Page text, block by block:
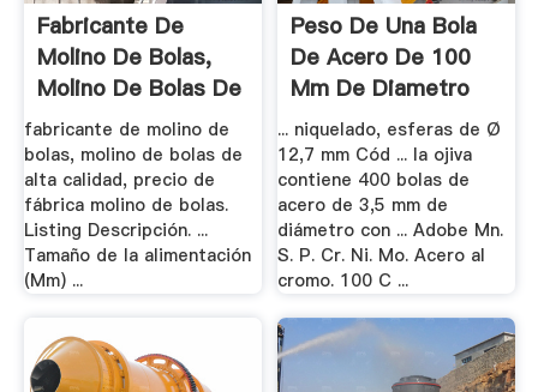
Fabricante De
Molino De Bolas,
Molino De Bolas De
.
fabricante de molino de
bolas, molino de bolas de
alta calidad, precio de
fábrica molino de bolas.
Listing Descripción. ...
Tamaño de la alimentación
(Mm) ...
Peso De Una Bola
De Acero De 100
Mm De Diametro
... niquelado, esferas de Ø
12,7 mm Cód ... la ojiva
contiene 400 bolas de
acero de 3,5 mm de
diámetro con ... Adobe Mn.
S. P. Cr. Ni. Mo. Acero al
cromo. 100 C ...